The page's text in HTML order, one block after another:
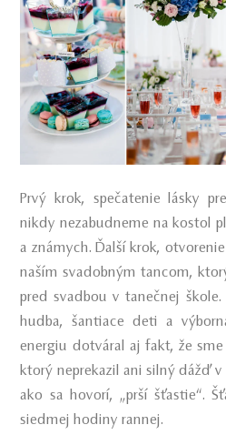
Prvý krok, spečatenie lásky
nikdy nezabudneme na kostol
a známych. Ďalší krok,
naším svadobným tancom,
pred svadbou v tanečnej
hudba, šantiace deti a
energiu dotváral aj fakt, že
ktorý neprekazil ani silný dážď
ako sa hovorí, „prší šťastie“.
siedmej hodiny rannej.